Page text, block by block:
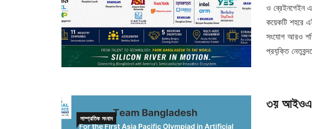
ও ব্রেইনগেইন
কয়েকটি শহরে
সংযোগ আরও
প্রযুক্তি
সাম্প্রতিক সংবাদ
৩য়